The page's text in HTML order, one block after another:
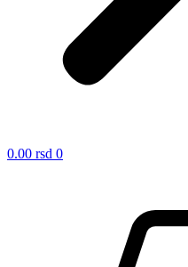
0.00 rsd 0